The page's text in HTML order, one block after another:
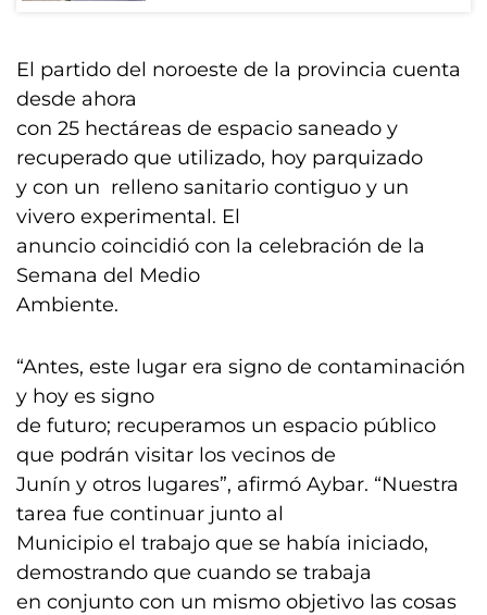
El partido del noroeste de la provincia cuenta
desde ahora
con 25 hectáreas de espacio saneado y
recuperado que utilizado, hoy parquizado
y con un relleno sanitario contiguo y un
vivero experimental. El
anuncio coincidió con la celebración de la
Semana del Medio
Ambiente.
“Antes, este lugar era signo de contaminación
y hoy es signo
de futuro; recuperamos un espacio público
que podrán visitar los vecinos de
Junín y otros lugares”, afirmó Aybar. “Nuestra
tarea fue continuar junto al
Municipio el trabajo que se había iniciado,
demostrando que cuando se trabaja
en conjunto con un mismo objetivo las cosas